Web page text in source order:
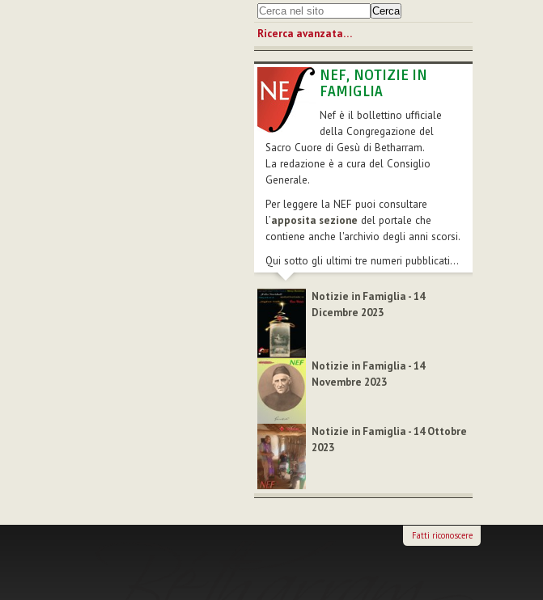
Ricerca avanzata…
NEF, NOTIZIE IN
FAMIGLIA
Nef è il bollettino ufficiale
della Congregazione del
Sacro Cuore di Gesù di Betharram.
La redazione è a cura del Consiglio
Generale.
Per leggere la NEF puoi consultare
l’apposita sezione del portale che
contiene anche l'archivio degli anni scorsi.
Qui sotto gli ultimi tre numeri pubblicati...
Notizie in Famiglia - 14
Dicembre 2023
Notizie in Famiglia - 14
Novembre 2023
Notizie in Famiglia - 14 Ottobre
2023
Fatti riconoscere